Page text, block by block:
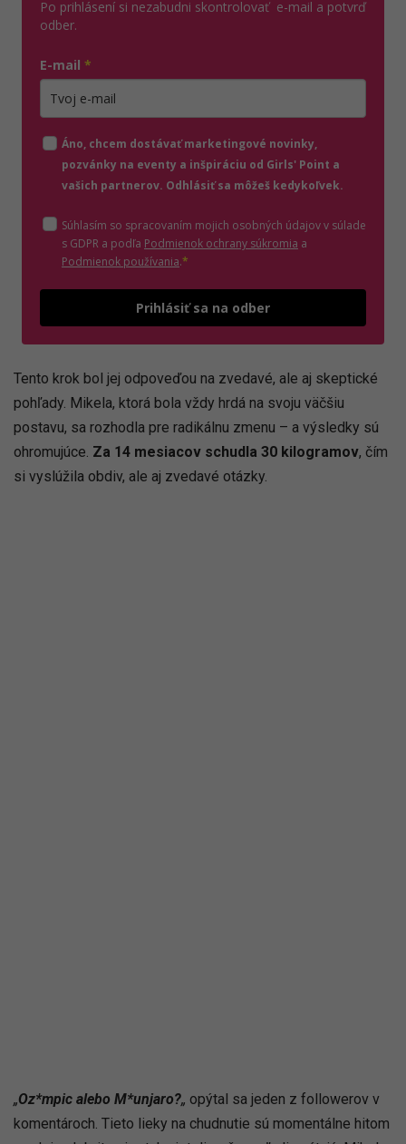
Po prihlásení si nezabudni skontrolovať e-mail a potvrď
odber.
E-mail *
Áno, chcem dostávať marketingové novinky,
pozvánky na eventy a inšpiráciu od Girls' Point a
vašich partnerov. Odhlásiť sa môžeš kedykoľvek.
Súhlasím so spracovaním mojich osobných údajov v súlade
s GDPR a podľa Podmienok ochrany súkromia (otvorí sa v novom
a
Podmienok používania(otvorí sa v novom okne)
.*
Prihlásiť sa na odber
Tento krok bol jej odpoveďou na zvedavé, ale aj skeptické
pohľady. Mikela, ktorá bola vždy hrdá na svoju väčšiu
postavu, sa rozhodla pre radikálnu zmenu – a výsledky sú
ohromujúce. Za 14 mesiacov schudla 30 kilogramov, čím
si vyslúžila obdiv, ale aj zvedavé otázky.
„Oz*mpic alebo M*unjaro?„ opýtal sa jeden z followerov v
komentároch. Tieto lieky na chudnutie sú momentálne hitom